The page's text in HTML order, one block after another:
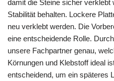
damit die Steine sicher verklebt
Stabilität behalten. Lockere
neu verklebt werden. Die
eine entscheidende Rolle.
unsere Fachpartner genau,
Körnungen und Klebstoff ideal
entscheidend, um ein späteres